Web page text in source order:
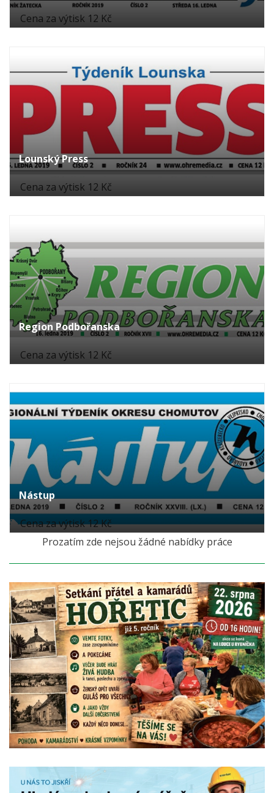
Cena za výtisk 12 Kč
Lounský Press
Cena za výtisk 12 Kč
Region Podbořanska
Cena za výtisk 12 Kč
Nástup
Cena za výtisk 12 Kč
Prozatím zde nejsou žádné nabídky práce